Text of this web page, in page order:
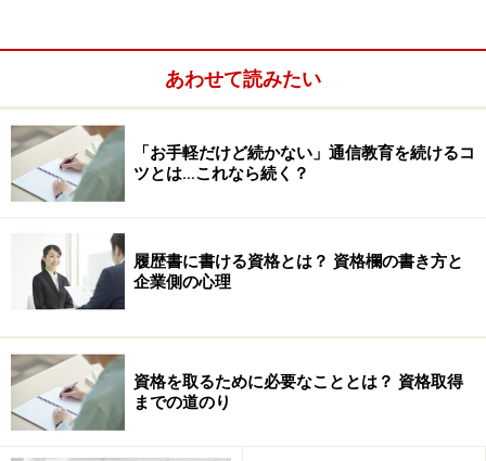
あわせて読みたい
「お手軽だけど続かない」通信教育を続けるコ
ツとは…これなら続く？
履歴書に書ける資格とは？ 資格欄の書き方と
企業側の心理
資格を取るために必要なこととは？ 資格取得
までの道のり